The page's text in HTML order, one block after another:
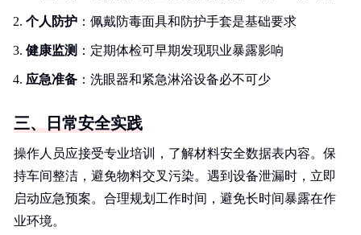
个人防护 ：佩戴防毒面具和防护手套是基础要求
健康监测 ：定期体检可早期发现职业暴露影响
应急准备 ：洗眼器和紧急淋浴设备必不可少
三、日常安全实践
操作人员应接受专业培训，了解材料安全数据表内容。保
持车间整洁，避免物料交叉污染。遇到设备泄漏时，立即
启动应急预案。合理规划工作时间，避免长时间暴露在作
业环境。